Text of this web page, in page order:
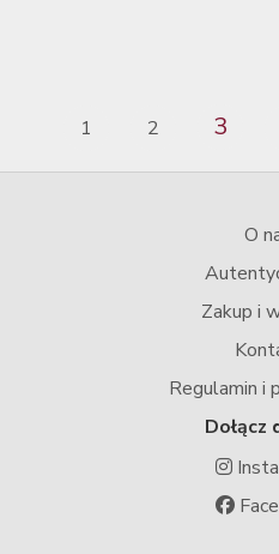
1 2 3
O
Zakup i
Regulamin i
Dołącz